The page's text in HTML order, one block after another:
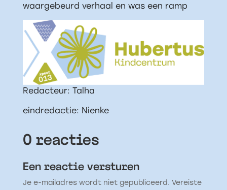
waargebeurd verhaal en was een ramp
Redacteur: Talha
eindredactie: Nienke
0 reacties
Een reactie versturen
Je e-mailadres wordt niet gepubliceerd. Vereiste